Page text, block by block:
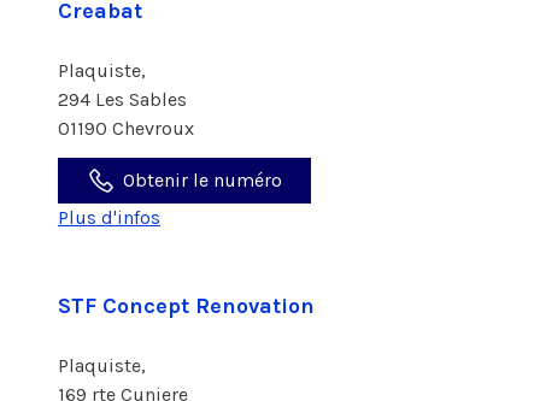
Creabat
Plaquiste,
294 Les Sables
01190 Chevroux
Obtenir le numéro
Plus d'infos
STF Concept Renovation
Plaquiste,
169 rte Cuniere